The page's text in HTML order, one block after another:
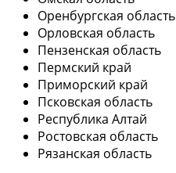
Оренбургская область
Орловская область
Пензенская область
Пермский край
Приморский край
Псковская область
Республика Алтай
Ростовская область
Рязанская область